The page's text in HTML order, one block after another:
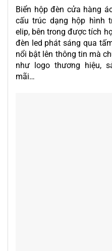
Biển hộp đèn cửa hàng
cấu trúc dạng hộp hình
elip, bên trong được tích
đèn led phát sáng qua
nổi bật lên thông tin mà
như logo thương hiệu,
mãi…